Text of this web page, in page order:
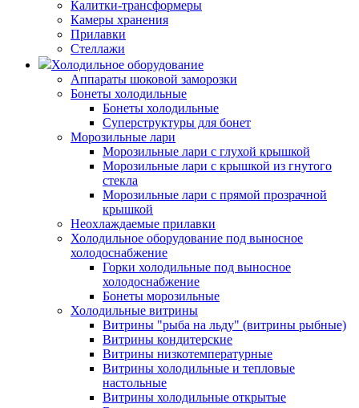
Калитки-трансформеры
Камеры хранения
Прилавки
Стеллажи
Холодильное оборудование
Аппараты шоковой заморозки
Бонеты холодильные
Бонеты холодильные
Суперструктуры для бонет
Морозильные лари
Морозильные лари с глухой крышкой
Морозильные лари с крышкой из гнутого
стекла
Морозильные лари с прямой прозрачной
крышкой
Неохлаждаемые прилавки
Холодильное оборудование под выносное
холодоснабжение
Горки холодильные под выносное
холодоснабжение
Бонеты морозильные
Холодильные витрины
Витрины "рыба на льду" (витрины рыбные)
Витрины кондитерские
Витрины низкотемпературные
Витрины холодильные и тепловые
настольные
Витрины холодильные открытые